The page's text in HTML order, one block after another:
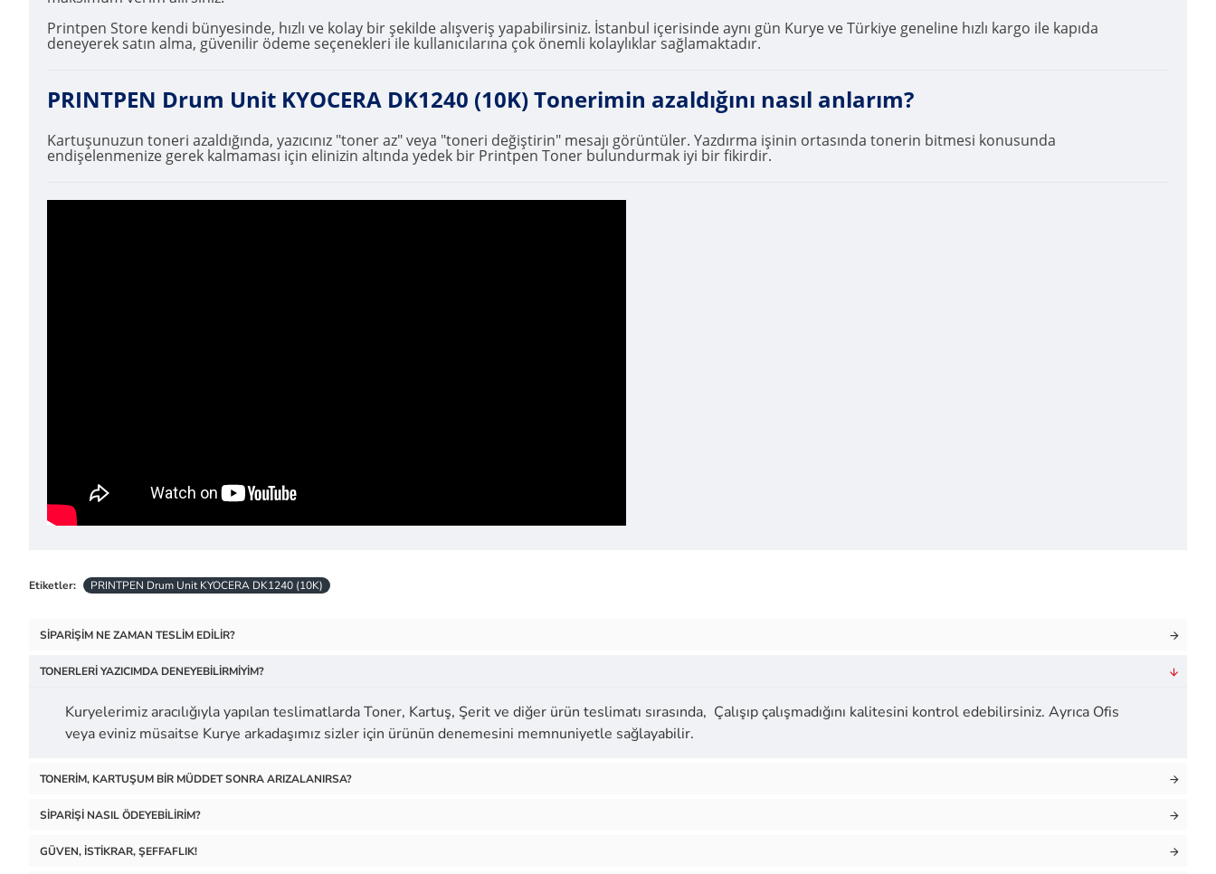
Printpen Store kendi bünyesinde, hızlı ve kolay bir şekilde alışveriş yapabilirsiniz. İstanbul içerisinde aynı gün Kurye ve Türkiye geneline hızlı kargo ile kapıda
deneyerek satın alma, güvenilir ödeme seçenekleri ile kullanıcılarına çok önemli kolaylıklar sağlamaktadır.
PRINTPEN Drum Unit KYOCERA DK1240 (10K) Tonerimin azaldığını nasıl anlarım?
Kartuşunuzun toneri azaldığında, yazıcınız "toner az" veya "toneri değiştirin" mesajı görüntüler. Yazdırma işinin ortasında tonerin bitmesi konusunda
endişelenmenize gerek kalmaması için elinizin altında yedek bir Printpen Toner bulundurmak iyi bir fikirdir.
Etiketler: PRINTPEN Drum Unit KYOCERA DK1240 (10K)
SIPARIŞIM NE ZAMAN TESLIM EDILIR?
TONERLERI YAZICIMDA DENEYEBILIRMIYIM?
Kuryelerimiz aracılığıyla yapılan teslimatlarda Toner, Kartuş, Şerit ve diğer ürün teslimatı sırasında, Çalışıp çalışmadığını kalitesini kontrol edebilirsiniz. Ayrıca Ofis
veya eviniz müsaitse Kurye arkadaşımız sizler için ürünün denemesini memnuniyetle sağlayabilir.
TONERIM, KARTUŞUM BIR MÜDDET SONRA ARIZALANIRSA?
SIPARIŞI NASIL ÖDEYEBILIRIM?
GÜVEN, İSTIKRAR, ŞEFFAFLIK!